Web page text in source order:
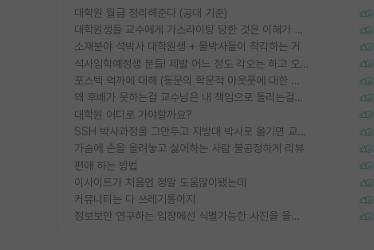
대학원 월급 정리해준다 (공대 기준)
대학원생들 교수에게 가스라이팅 당한 것은 이해가 갑니다. 안타깝네요.
소재분야 석박사 대학원생 + 물박사들이 착각하는 거
석사입학예정생 분들! 제발 어느 정도 각오는 하고 오세요.
포스텍 억까에 대해 (동문의 학문적 아웃풋에 대한 반박)
왜 후배가 못하는걸 교수님은 내 책임으로 돌리는걸까요?
대학원 어디로 가야할까요?
SSH 박사과정을 그만두고 지방대 박사로 옮기면 교수의 꿈은 끝일까요?
가슴에 손을 올려놓고 싫어하는 사람 불공정하게 리뷰
편애 하는 방법
이사이트가 처음엔 정말 도움많이됐는데
커뮤니티는 다 쓰레기통이지
정보보안 연구하는 입장에선 식별가능한 사진을 올리는건 비추이긴함